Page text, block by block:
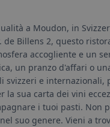
a Moudon, in
de Billens 2, questo
accogliente e un
un pranzo d'affari o
svizzeri e
la sua carta dei vini
i tuoi pasti. Non
suo genere. Vieni a